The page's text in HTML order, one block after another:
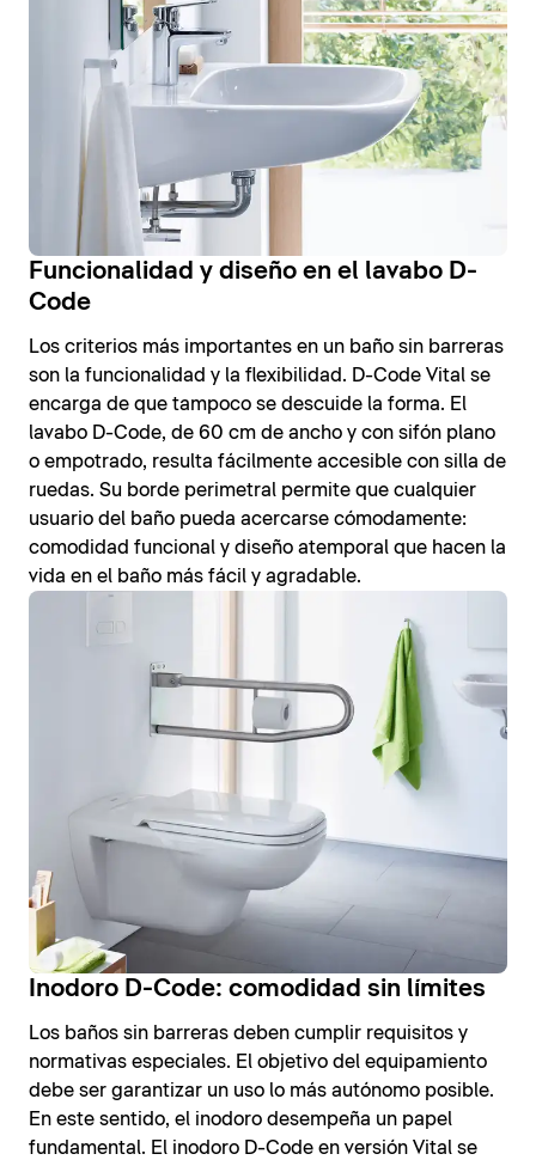
Funcionalidad y diseño en el lavabo D-
Code
Los criterios más importantes en un baño sin barreras
son la funcionalidad y la flexibilidad. D-Code Vital se
encarga de que tampoco se descuide la forma. El
lavabo D-Code, de 60 cm de ancho y con sifón plano
o empotrado, resulta fácilmente accesible con silla de
ruedas. Su borde perimetral permite que cualquier
usuario del baño pueda acercarse cómodamente:
comodidad funcional y diseño atemporal que hacen la
vida en el baño más fácil y agradable.
Inodoro D-Code: comodidad sin límites
Los baños sin barreras deben cumplir requisitos y
normativas especiales. El objetivo del equipamiento
debe ser garantizar un uso lo más autónomo posible.
En este sentido, el inodoro desempeña un papel
fundamental. El inodoro D-Code en versión Vital se